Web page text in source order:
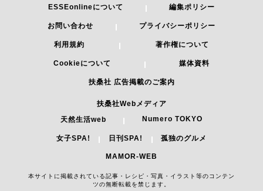
ESSEonlineについて 編集ポリシー
お問い合わせ プライバシーポリシー
利用規約 著作権について
Cookieについて 媒体資料
扶桑社 広告掲載のご案内
扶桑社Webメディア
天然生活web
Numero TOKYO
女子SPA! 日刊SPA! 孤独のグルメ
MAMOR-WEB
本サイトに掲載されている記事・レシピ・写真・イラスト等のコンテン
ツの無断転載を禁じます。